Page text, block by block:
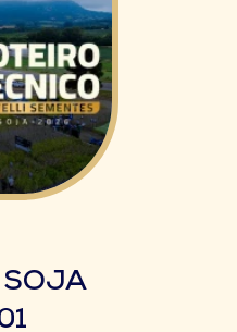
SOJA